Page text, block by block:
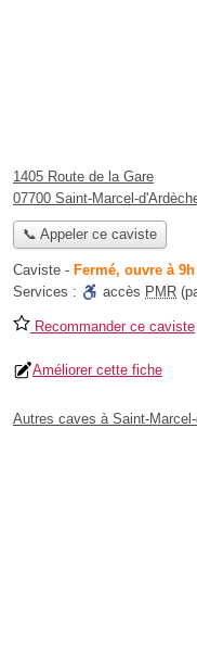
1405 Route de la Gare
07700 Saint-Marcel-
📞 Appeler ce caviste
Caviste - Fermé, ouvre à 9h
Services :
accès PMR
Recommander ce caviste
Améliorer cette fiche
Autres caves à Saint-